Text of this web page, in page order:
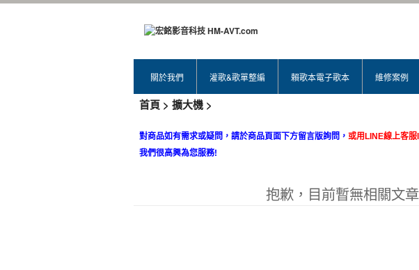
關於我們 灌歌&歌單整編 賴歌本電子歌本 維修案例
首頁 > 擴大機 >
對商品如有需求或疑問，請於商品頁面下方留言版詢問 ， 或用LINE線上客服
我們很高興為您服務!
抱歉，目前暫無相關文章